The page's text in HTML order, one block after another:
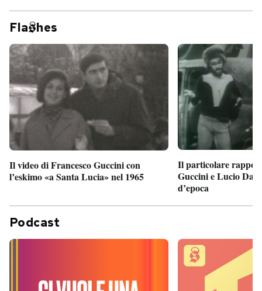
Fla hes
Il video di Francesco Guccini con
l’eskimo «a Santa Lucia» nel 1965
Il particolare
Guccini e Lucio
d’epoca
Podcast